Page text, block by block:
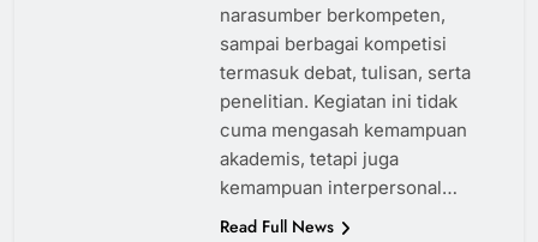
narasumber berkompeten,
sampai berbagai kompetisi
termasuk debat, tulisan, serta
penelitian. Kegiatan ini tidak
cuma mengasah kemampuan
akademis, tetapi juga
kemampuan interpersonal…
Read Full News